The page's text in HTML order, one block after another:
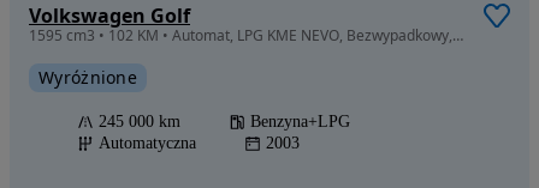
Volkswagen Golf
1595 cm3 • 102 KM • Automat, LPG KME NEVO, Bezwypadkowy, 100% Oryginalny lakier i Szyby
Wyróżnione
245 000 km
Benzyna+LPG
Automatyczna
2003